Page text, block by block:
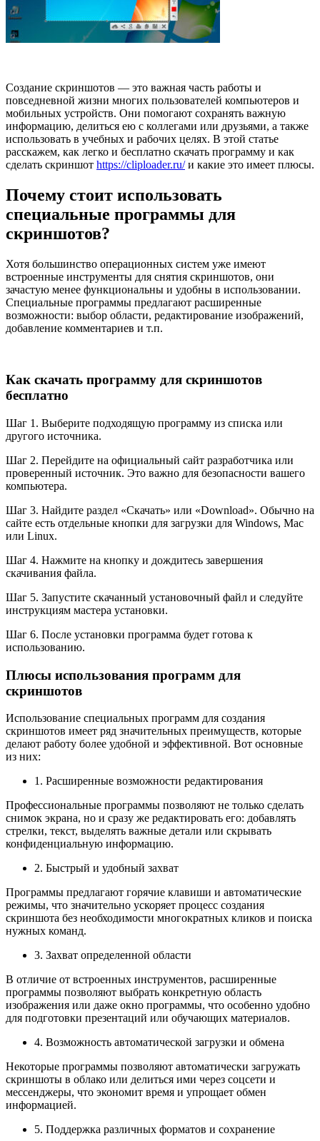
Создание скриншотов — это важная часть работы и
повседневной жизни многих пользователей компьютеров и
мобильных устройств. Они помогают сохранять важную
информацию, делиться ею с коллегами или друзьями, а также
использовать в учебных и рабочих целях. В этой статье
расскажем, как легко и бесплатно скачать программу и как
сделать скриншот https://cliploader.ru/и какие это имеет плюсы.
Почему стоит использовать
специальные программы для
скриншотов?
Хотя большинство операционных систем уже имеют
встроенные инструменты для снятия скриншотов, они
зачастую менее функциональны и удобны в использовании.
Специальные программы предлагают расширенные
возможности: выбор области, редактирование изображений,
добавление комментариев и т.п.
Как скачать программу для скриншотов
бесплатно
Шаг 1. Выберите подходящую программу из списка или
другого источника.
Шаг 2. Перейдите на официальный сайт разработчика или
проверенный источник. Это важно для безопасности вашего
компьютера.
Шаг 3. Найдите раздел «Скачать» или «Download». Обычно на
сайте есть отдельные кнопки для загрузки для Windows, Mac
или Linux.
Шаг 4. Нажмите на кнопку и дождитесь завершения
скачивания файла.
Шаг 5. Запустите скачанный установочный файл и следуйте
инструкциям мастера установки.
Шаг 6. После установки программа будет готова к
использованию.
Плюсы использования программ для
скриншотов
Использование специальных программ для создания
скриншотов имеет ряд значительных преимуществ, которые
делают работу более удобной и эффективной. Вот основные
из них:
1. Расширенные возможности редактирования
Профессиональные программы позволяют не только сделать
снимок экрана, но и сразу же редактировать его: добавлять
стрелки, текст, выделять важные детали или скрывать
конфиденциальную информацию.
2. Быстрый и удобный захват
Программы предлагают горячие клавиши и автоматические
режимы, что значительно ускоряет процесс создания
скриншота без необходимости многократных кликов и поиска
нужных команд.
3. Захват определенной области
В отличие от встроенных инструментов, расширенные
программы позволяют выбрать конкретную область
изображения или даже окно программы, что особенно удобно
для подготовки презентаций или обучающих материалов.
4. Возможность автоматической загрузки и обмена
Некоторые программы позволяют автоматически загружать
скриншоты в облако или делиться ими через соцсети и
мессенджеры, что экономит время и упрощает обмен
информацией.
5. Поддержка различных форматов и сохранение